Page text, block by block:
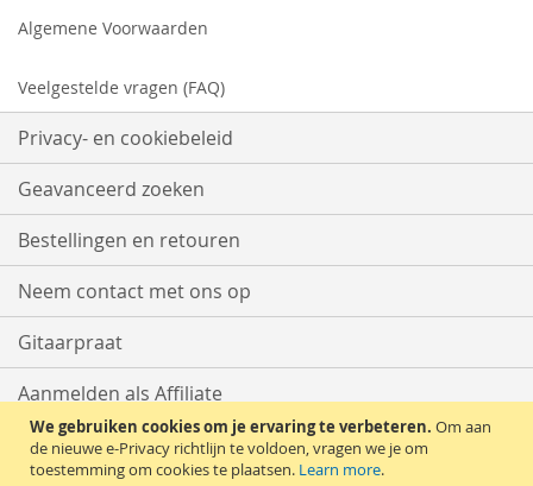
We gebruiken cookies om je ervaring te verbeteren. Om aan
de nieuwe e-Privacy richtlijn te voldoen, vragen we je om
toestemming om cookies te plaatsen. Learn more.
Algemene Voorwaarden
Veelgestelde vragen (FAQ)
Privacy- en cookiebeleid
Geavanceerd zoeken
Bestellingen en retouren
Neem contact met ons op
Gitaarpraat
Aanmelden als Affiliate
Start met Verkopen